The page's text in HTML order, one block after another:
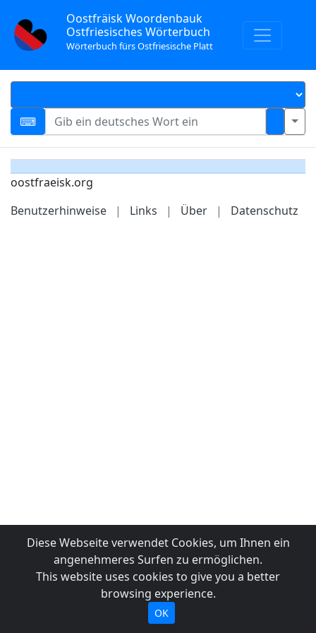
Oostfräisk Woordenbauk
Ostfriesisches Wörterbuch
Wörterbuch fürs Ostfriesische Platt
oostfraeisk.org
Benutzerhinweise
| Links | Über | Datenschutz
Diese Webseite verwendet Cookies, um Ihnen ein
angenehmeres Surfen zu ermöglichen.
This website uses cookies to give you a better
browsing experience.
OK